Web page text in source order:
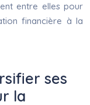
entre elles pour
financière à la
ses
la